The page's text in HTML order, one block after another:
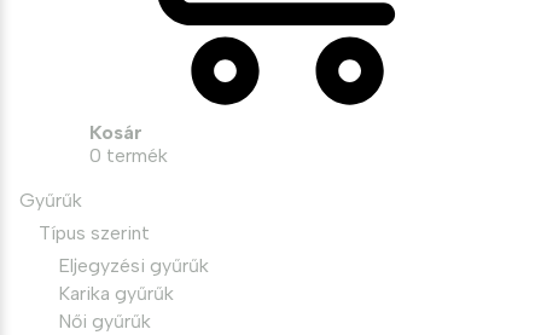
Kosár
0 termék
Gyűrűk
Típus szerint
Eljegyzési gyűrűk
Karika gyűrűk
Női gyűrűk